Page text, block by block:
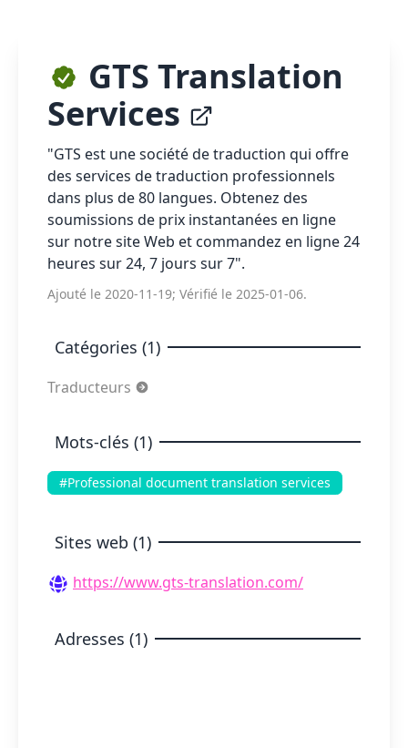
GTS Translation
Services
"GTS est une société de traduction qui offre
des services de traduction professionnels
dans plus de 80 langues. Obtenez des
soumissions de prix instantanées en ligne
sur notre site Web et commandez en ligne 24
heures sur 24, 7 jours sur 7".
Ajouté le 2020-11-19; Vérifié le 2025-01-06.
Catégories (1)
Traducteurs
Mots-clés (1)
#Professional document translation services
Sites web (1)
https://www.gts-translation.com/
Adresses (1)